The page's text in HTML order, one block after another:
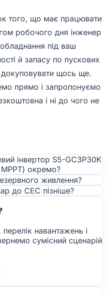
того, що має працювати
робочого дня інженер
під ваш
й запасу по пускових
докуповувати щось ще.
прямо і запропонуємо
і ні до чого не
інвертор S5-GC3P30K
МРРТ) окремо?
живлення?
до СЕС пізніше?
навантажень і
сумісний сценарій